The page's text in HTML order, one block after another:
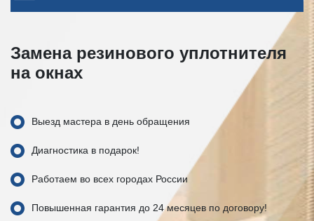
Замена резинового уплотнителя
на окнах
Выезд мастера в день обращения
Диагностика в подарок!
Работаем во всех городах России
Повышенная гарантия до 24 месяцев по договору!